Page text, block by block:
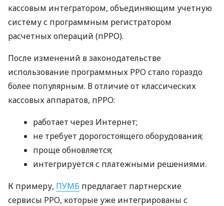
кассовым интегратором, объединяющим учетную
систему с программным регистратором
расчетных операций (пРРО).
После изменений в законодательстве
использование программных РРО стало гораздо
более популярным. В отличие от классических
кассовых аппаратов, пРРО:
работает через Интернет;
не требует дорогостоящего оборудования;
проще обновляется;
интегрируется с платежными решениями.
К примеру, ПУМБ предлагает партнерские
сервисы РРО, которые уже интегрированы с